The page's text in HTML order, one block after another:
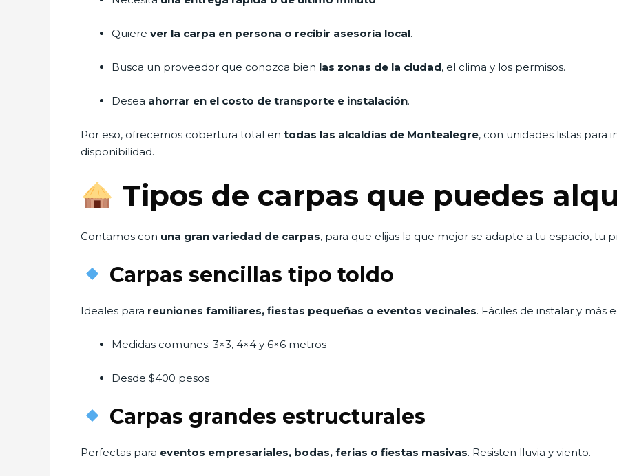
Quiere ver la carpa en persona o recibir asesoría local.
Busca un proveedor que conozca bien las zonas de la ciudad, el clima y los permisos.
Desea ahorrar en el costo de transporte e instalación.
Por eso, ofrecemos cobertura total en todas las alcaldías de Montealegre, con unidades listas para
disponibilidad.
Tipos de carpas que puedes
Contamos con una gran variedad de carpas, para que elijas la que mejor se adapte a tu espacio, tu
Carpas sencillas tipo toldo
Ideales para reuniones familiares, fiestas pequeñas o eventos vecinales. Fáciles de instalar y más
Medidas comunes: 3×3, 4×4 y 6×6 metros
Desde $400 pesos
Carpas grandes estructurales
Perfectas para eventos empresariales, bodas, ferias o fiestas masivas. Resisten lluvia y viento.